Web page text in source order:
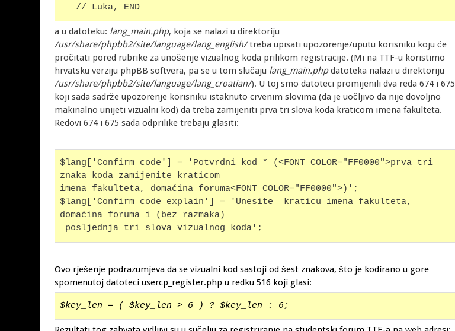
   // Luka, END
a u datoteku: lang_main.php, koja se nalazi u direktoriju
/usr/share/phpbb2/site/language/lang_english/treba upisati upozorenje/uputu korisniku koju će
pročitati pored rubrike za unošenje vizualnog koda prilikom registracije. (Mi na TTF-u koristimo
hrvatsku verziju phpBB softvera, pa se u tom slučaju lang_main.phpdatoteka nalazi u direktoriju
/usr/share/phpbb2/site/language/lang_croatian/). U toj smo datoteci promijenili dva reda 674 i 675
koji sada sadrže upozorenje korisniku istaknuto crvenim slovima (da je uočljivo da nije dovoljno
makinalno unijeti vizualni kod) da treba zamijeniti prva tri slova koda kraticom imena fakulteta.
Redovi 674 i 675 sada odprilike trebaju glasiti:
$lang['Confirm_code'] = 'Potvrdni kod * (<FONT COLOR="FF0000">prva tri
znaka koda zamijenite kraticom
imena fakulteta, domaćina foruma<FONT COLOR="FF0000">)';
$lang['Confirm_code_explain'] = 'Unesite  kraticu imena fakulteta,
domaćina foruma i (bez razmaka)
posljednja tri slova vizualnog koda';
Ovo rješenje podrazumjeva da se vizualni kod sastoji od šest znakova, što je kodirano u gore
spomenutoj datoteci usercp_register.php u redku 516 koji glasi:
$key_len = ( $key_len > 6 ) ? $key_len : 6;